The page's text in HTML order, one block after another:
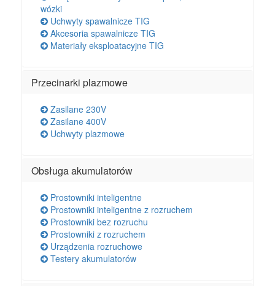
wózki
Uchwyty spawalnicze TIG
Akcesoria spawalnicze TIG
Materiały eksploatacyjne TIG
Przecinarki plazmowe
Zasilane 230V
Zasilane 400V
Uchwyty plazmowe
Obsługa akumulatorów
Prostowniki inteligentne
Prostowniki inteligentne z rozruchem
Prostowniki bez rozruchu
Prostowniki z rozruchem
Urządzenia rozruchowe
Testery akumulatorów